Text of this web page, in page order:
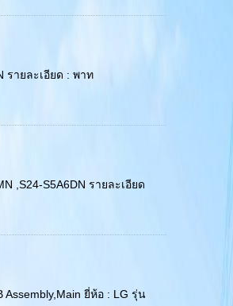
รายละเอียด : พาท
,S24-S5A6DN รายละเอียด
Assembly,Main ยี่ห้อ : LG รุ่น